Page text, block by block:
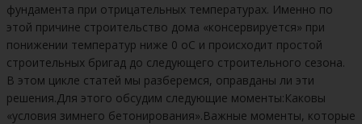
фундамента при отрицательных температурах. Именно по
этой причине строительство дома «консервируется» при
понижении температур ниже 0 оС и происходит простой
строительных бригад до следующего строительного сезона.
В этом цикле статей мы разберемся, оправданы ли эти
решения.Для этого обсудим следующие моменты:Каковы
«условия зимнего бетонирования».Важные моменты, которые